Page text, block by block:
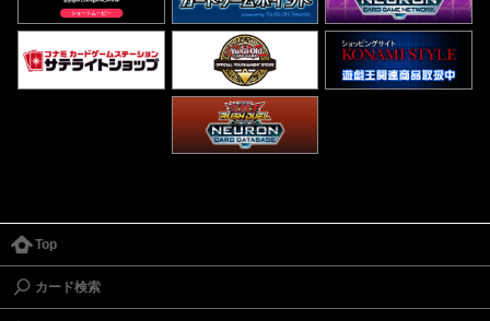
Top
カード検索